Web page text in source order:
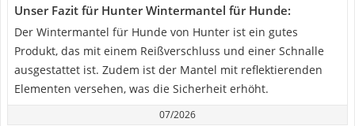
Unser Fazit für Hunter Wintermantel für Hunde:
Der Wintermantel für Hunde von Hunter ist ein gutes
Produkt, das mit einem Reißverschluss und einer Schnalle
ausgestattet ist. Zudem ist der Mantel mit reflektierenden
Elementen versehen, was die Sicherheit erhöht.
07/2026